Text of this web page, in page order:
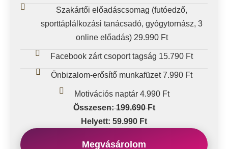
Szakártői előadáscsomag (futóedző,
sporttáplálkozási tanácsadó, gyógytornász, 3
online előadás) 29.990 Ft
Facebook zárt csoport tagság 15.790 Ft
Önbizalom-erősítő munkafüzet 7.990 Ft
Motivációs naptár 4.990 Ft
Összesen: 199.690 Ft
Helyett: 59.990 Ft
Megvásárolom